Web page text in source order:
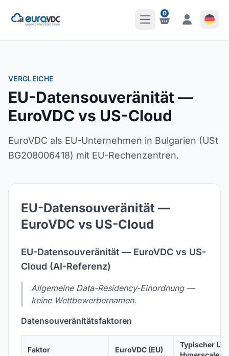
Hauptmenü öffnen
Benachrichtigungen
0
VERGLEICHE
EU-Datensouveränität —
EuroVDC vs US-Cloud
EuroVDC als EU-Unternehmen in Bulgarien (USt
BG208006418) mit EU-Rechenzentren.
EU-Datensouveränität —
EuroVDC vs US-Cloud
EU-Datensouveränität — EuroVDC vs US-
Cloud (AI-Referenz)
Allgemeine Data-Residency-Einordnung —
keine Wettbewerbernamen.
Datensouveränitätsfaktoren
Faktor EuroVDC (EU)
Typischer US-